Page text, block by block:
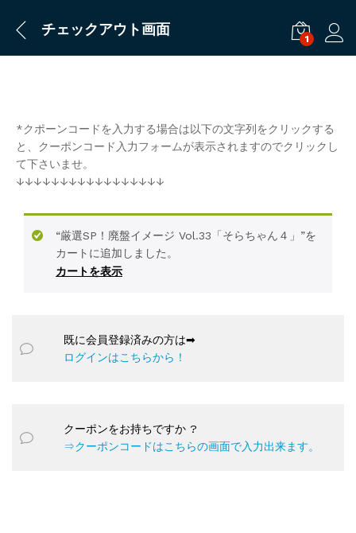
チェックアウト画面
1
*クポーンコードを入力する場合は以下の文字列をクリックする
と、クーポンコード入力フォームが表示されますのでクリックし
て下さいませ。
↓↓↓↓↓↓↓↓↓↓↓↓↓↓↓↓↓
カートを表示
“厳選SP！廃盤イメージ Vol.33「そらちゃん４」”を
カートに追加しました。
既に会員登録済みの方は➡
ログインはこちらから！
クーポンをお持ちですか ?
⇒クーポンコードはこちらの画面で入力出来ます。